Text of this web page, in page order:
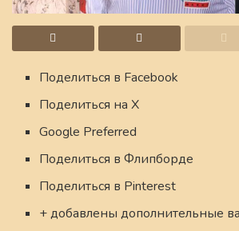
Поделиться в Facebook
Поделиться на X
Google Preferred
Поделиться в Флипборде
Поделиться в Pinterest
+ добавлены дополнительные